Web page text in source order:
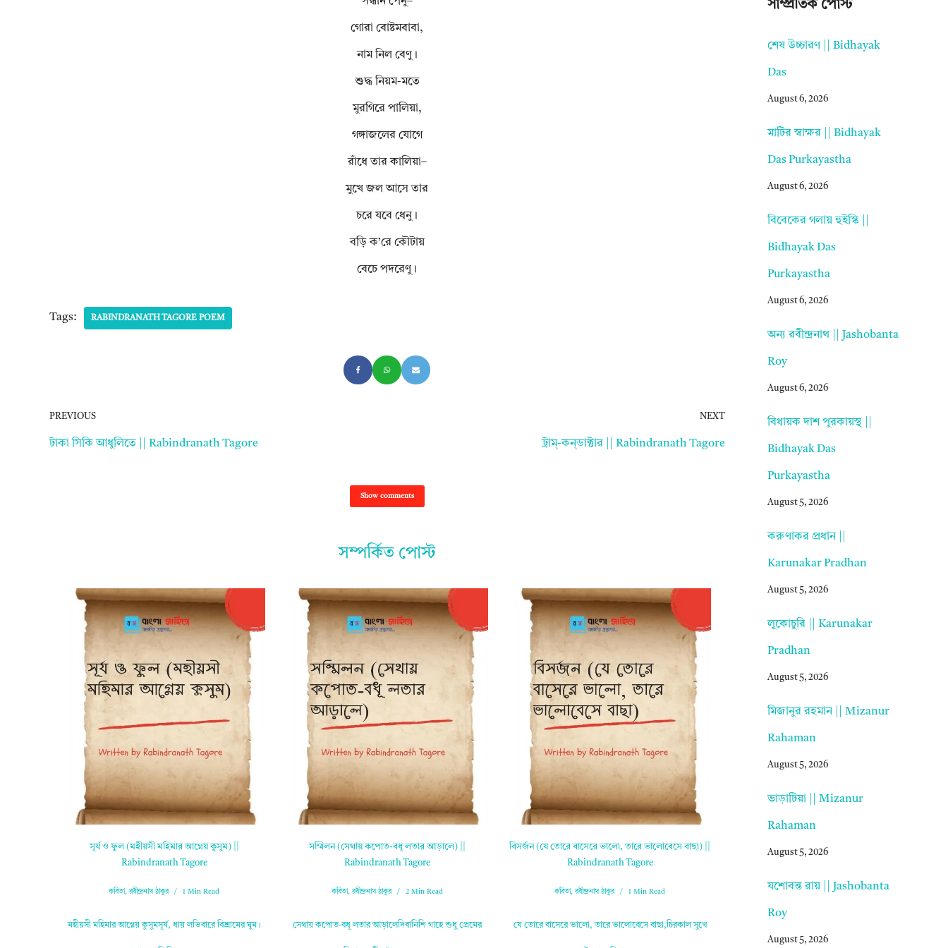
গোরা বোষ্টমবাবা,
নাম নিল বেণু।
শুদ্ধ নিয়ম-মতে
মুরগিরে পালিয়া,
গঙ্গাজলের যোগে
রাঁধে তার কালিয়া–
মুখে জল আসে তার
চরে যবে ধেনু।
বড়ি ক’রে কৌটায়
বেচে পদরেণু।
Tags: RABINDRANATH TAGORE POEM
PREVIOUS
টাকা সিকি আধুলিতে || Rabindranath Tagore
NEXT
ট্রাম্‌-কন্‌ডাক্টার || Rabindranath Tagore
Show comments
সম্পর্কিত পোস্ট
সূর্য ও ফুল (মহীয়সী মহিমার আগ্নেয় কুসুম) ||
Rabindranath Tagore
কবিতা,রবীন্দ্রনাথ ঠাকুর 1 Min Read
মহীয়সী মহিমার আগ্নেয় কুসুমসূর্য, ধায় লভিবারে বিশ্রামের ঘুম।
সম্মিলন (সেথায় কপোত-বধূ লতার আড়ালে) ||
Rabindranath Tagore
কবিতা,রবীন্দ্রনাথ ঠাকুর 2 Min Read
সেথায় কপোত-বধূ লতার আড়ালেদিবানিশি গাহে শুধু প্রেমের
বিসর্জন (যে তোরে বাসেরে ভালো, তারে ভালোবেসে বাছা) ||
Rabindranath Tagore
কবিতা,রবীন্দ্রনাথ ঠাকুর 1 Min Read
যে তোরে বাসেরে ভালো, তারে ভালোবেসে বাছা,চিরকাল সুখে
সাম্প্রতিক পোস্ট
শেষ উচ্চারণ || Bidhayak
Das
August 6, 2026
মাটির স্বাক্ষর || Bidhayak
Das Purkayastha
August 6, 2026
বিবেকের গলায় হুইস্কি ||
Bidhayak Das
Purkayastha
August 6, 2026
অন্য রবীন্দ্রনাথ || Jashobanta
Roy
August 6, 2026
বিধায়ক দাশ পুরকায়স্থ ||
Bidhayak Das
Purkayastha
August 5, 2026
করুণাকর প্রধান ||
Karunakar Pradhan
August 5, 2026
লুকোচুরি || Karunakar
Pradhan
August 5, 2026
মিজানুর রহমান || Mizanur
Rahaman
August 5, 2026
ভাড়াটিয়া || Mizanur
Rahaman
August 5, 2026
যশোবন্ত রায় || Jashobanta
Roy
August 5, 2026